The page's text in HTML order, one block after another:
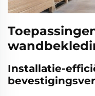
Installatie-